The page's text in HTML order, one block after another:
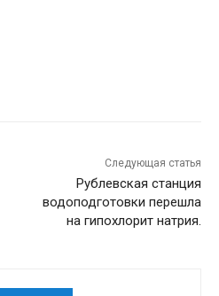
Следующая статья
Рублевская станция
водоподготовки перешла
на гипохлорит натрия.